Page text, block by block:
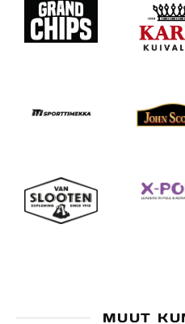
MUUT